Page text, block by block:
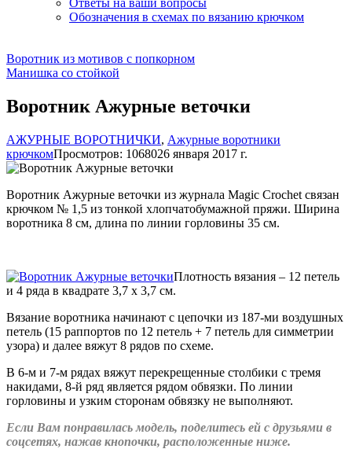
Ответы на ваши вопросы
Обозначения в схемах по вязанию крючком
Воротник из мотивов с попкорном
Манишка со стойкой
Воротник Ажурные веточки
АЖУРНЫЕ ВОРОТНИЧКИ, Ажурные воротники
крючкомПросмотров: 1068026 января 2017 г.
Воротник Ажурные веточки из журнала Magic Crochet связан
крючком № 1,5 из тонкой хлопчатобумажной пряжи. Ширина
воротника 8 см, длина по линии горловины 35 см.
Плотность вязания – 12 петель
и 4 ряда в квадрате 3,7 х 3,7 см.
Вязание воротника начинают с цепочки из 187-ми воздушных
петель (15 раппортов по 12 петель + 7 петель для симметрии
узора) и далее вяжут 8 рядов по схеме.
В 6-м и 7-м рядах вяжут перекрещенные столбики с тремя
накидами, 8-й ряд является рядом обвязки. По линии
горловины и узким сторонам обвязку не выполняют.
Если Вам понравилась модель, поделитесь ей с друзьями в
соцсетях, нажав кнопочки, расположенные ниже.